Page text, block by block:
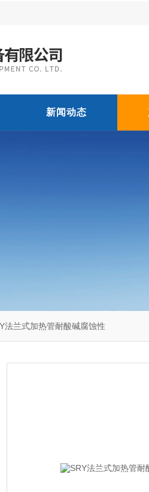
新闻动态
法兰式加热管耐酸碱腐蚀性